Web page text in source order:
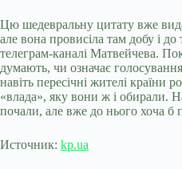
Цю шедевральну цитату вже
але вона провисіла там добу і
телеграм-каналі Матвейчева.
думають, чи означає
навіть пересічні жителі країни
«влада», яку вони ж і обирали.
почали, але вже до нього хоча б
Источник: kp.ua